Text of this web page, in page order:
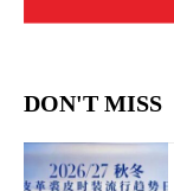
DON'T MISS